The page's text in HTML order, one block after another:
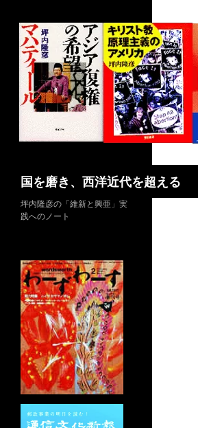
国を磨き、西洋近代を超える
坪内隆彦の「維新と興亜」実
践へのノート